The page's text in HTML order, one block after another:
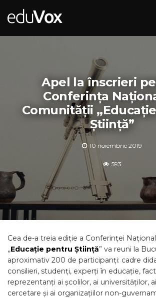
Apel la înscrieri
Conferința
Comunității
Știință”
10 noiembrie 2019
593
Cea de-a treia ediție a Conferinței
,,Educație pentru Știință” va reuni la
aproximativ 200 de participanți: cadre
consilieri, studenți, experți în educație,
reprezentanți ai școlilor, ai universităților,
cercetare și ai organizațiilor non-